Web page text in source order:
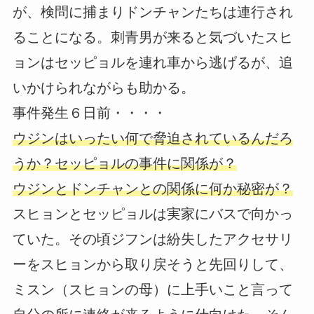
が、検問に捕まりドンチャンたちは連行され
ることになる。刺青男が来ると気づいたスヒ
ョンはセッピョルを連れ車から逃げるが、追
いかけられながらも助かる。
事件発生６日前・・・・
ウジンはいったい何で脅迫されているんだろ
うか？セッピョルの事件に関係が？
ウジンとドンチャンとの関係に何か秘密が？
スヒョンとセッピョルは実家にバスで向かっ
ていた。その頃ジフンは紛失したアクセサリ
ーをスヒョンから取り戻そうと先回りして、
ミスン（スヒョンの母）に上手いこと言って